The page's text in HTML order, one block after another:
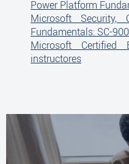
Power Platform
Microsoft Security,
Fundamentals: SC-900
Microsoft Certified
instructores